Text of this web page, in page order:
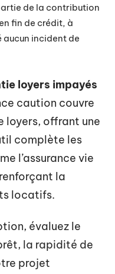
de la contribution
en fin de crédit, à
aucun incident de
loyers impayés
caution couvre
loyers, offrant une
complète les
l’assurance vie
la
locatifs.
évaluez le
la rapidité de
projet